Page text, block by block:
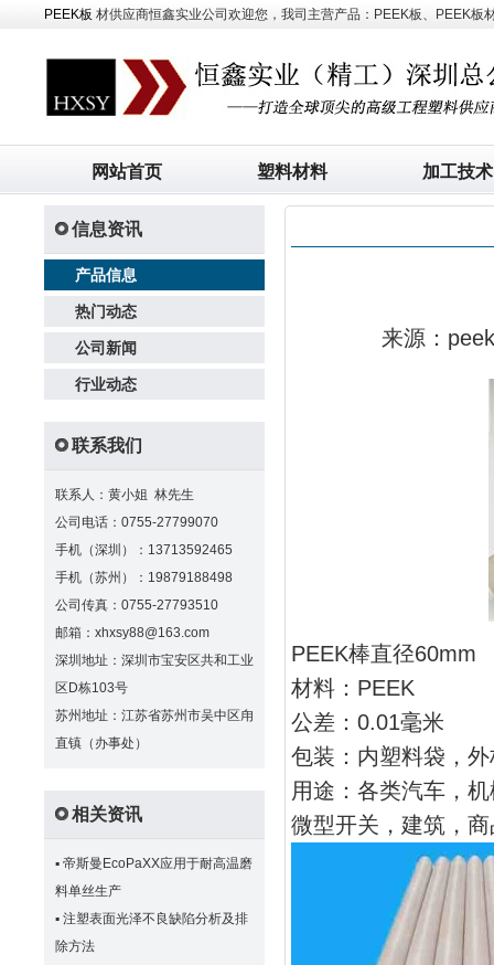
PEEK板 材供应商恒鑫实业公司欢迎您，我司主营产品：PEEK板、PEEK板
网站首页 塑料材料 加工技术
信息资讯
产品信息
热门动态
公司新闻
行业动态
联系我们
联系人：黄小姐 林先生
公司电话：0755-27799070
手机（深圳）：13713592465
手机（苏州）：19879188498
公司传真：0755-27793510
邮箱：xhxsy88@163.com
深圳地址：深圳市宝安区共和工业
区D栋103号
苏州地址：江苏省苏州市吴中区甪
直镇（办事处）
相关资讯
▪ 帝斯曼EcoPaXX应用于耐高温磨
料单丝生产
▪ 注塑表面光泽不良缺陷分析及排
除方法
来源：
PEEK棒直径60mm
材料：PEEK
公差：0.01毫米
包装：内塑料袋，
用途：各类汽车，
微型开关，建筑，